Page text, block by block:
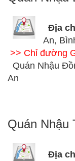
Địa
An,
>> Chỉ đường
Quán Nhậu
An
Quán Nhậu
Địa